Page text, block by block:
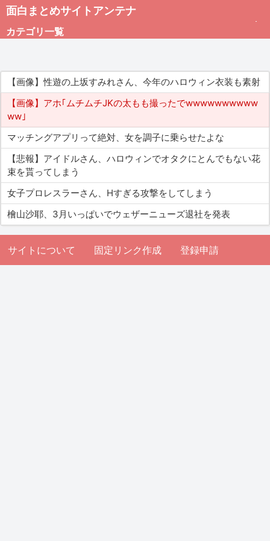
面白まとめサイトアンテナ
カテゴリ一覧
総合
アダルト
【画像】性遊の上坂すみれさん、今年のハロウィン衣装も素射
【画像】アホ｢ムチムチJKの太もも撮ったでwwwwwwwwww
ww｣
マッチングアプリって絶対、女を調子に乗らせたよな
【悲報】アイドルさん、ハロウィンでオタクにとんでもない花
束を貰ってしまう
女子プロレスラーさん、Hすぎる攻撃をしてしまう
檜山沙耶、3月いっぱいでウェザーニューズ退社を発表
サイトについて 固定リンク作成 登録申請